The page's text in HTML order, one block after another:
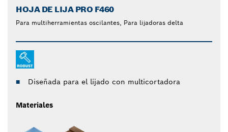
HOJA DE LIJA PRO F460
Para multiherramientas oscilantes, Para lijadoras delta
Diseñada para el lijado con multicortadora
Materiales